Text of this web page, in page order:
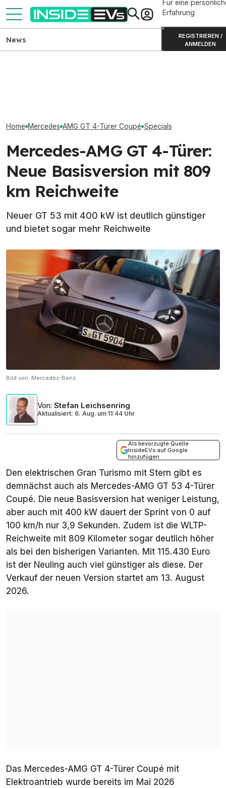
Für eine
Erfahrung
REGISTRIEREN /
ANMELDEN
News
Home Mercedes AMG GT 4-Türer Coupé Specials
Mercedes-AMG GT 4-Türer:
Neue Basisversion mit 809
km Reichweite
Neuer GT 53 mit 400 kW ist deutlich günstiger
und bietet sogar mehr Reichweite
Bild von: Mercedes-Benz
Von: Stefan Leichsenring
Aktualisiert: 6. Aug. um 11:44 Uhr
Als bevorzugte Quelle
InsideEVs auf Google
hinzufügen
Den elektrischen Gran Turismo mit Stern gibt es
demnächst auch als Mercedes-AMG GT 53 4-Türer
Coupé. Die neue Basisversion hat weniger Leistung,
aber auch mit 400 kW dauert der Sprint von 0 auf
100 km/h nur 3,9 Sekunden. Zudem ist die WLTP-
Reichweite mit 809 Kilometer sogar deutlich höher
als bei den bisherigen Varianten. Mit 115.430 Euro
ist der Neuling auch viel günstiger als diese. Der
Verkauf der neuen Version startet am 13. August
2026.
Das Mercedes-AMG GT 4-Türer Coupé mit
Elektroantrieb wurde bereits im Mai 2026